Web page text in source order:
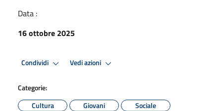
Data :
16 ottobre 2025
Condividi Vedi azioni
Categorie:
Cultura
Giovani Sociale